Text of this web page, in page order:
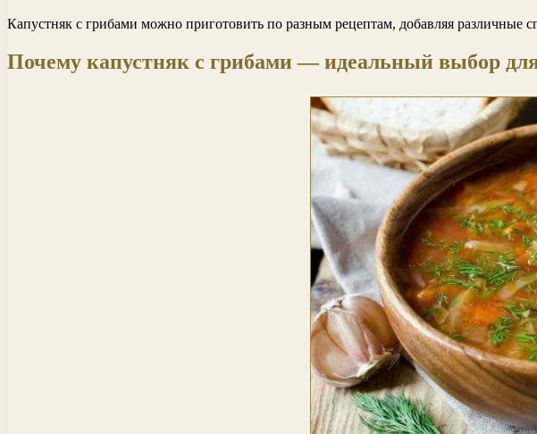
Капустняк с грибами можно приготовить по разным рецептам, добавляя различные
Почему капустняк с грибами — идеальный выбор